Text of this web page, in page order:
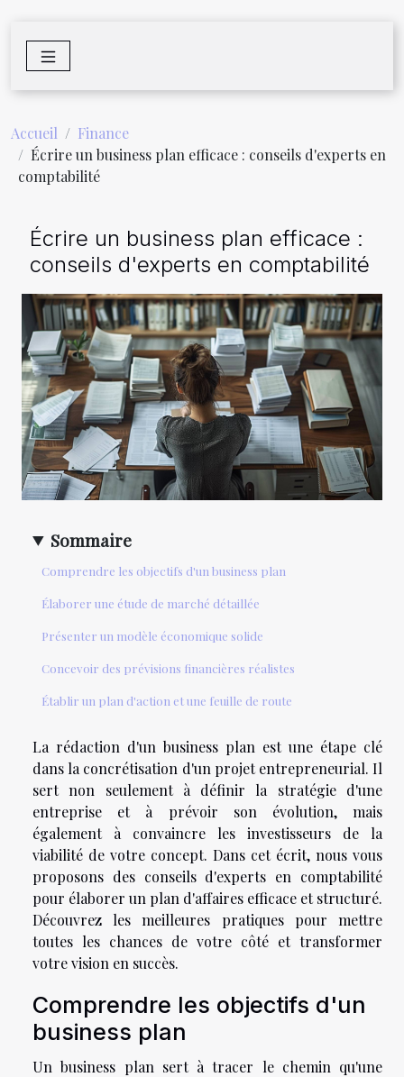
Accueil
Finance
Écrire un business plan efficace : conseils d'experts en
comptabilité
Écrire un business plan efficace :
conseils d'experts en comptabilité
Sommaire
Comprendre les objectifs d'un business plan
Élaborer une étude de marché détaillée
Présenter un modèle économique solide
Concevoir des prévisions financières réalistes
Établir un plan d'action et une feuille de route
La rédaction d'un business plan est une étape clé
dans la concrétisation d'un projet entrepreneurial. Il
sert non seulement à définir la stratégie d'une
entreprise et à prévoir son évolution, mais
également à convaincre les investisseurs de la
viabilité de votre concept. Dans cet écrit, nous vous
proposons des conseils d'experts en comptabilité
pour élaborer un plan d'affaires efficace et structuré.
Découvrez les meilleures pratiques pour mettre
toutes les chances de votre côté et transformer
votre vision en succès.
Comprendre les objectifs d'un
business plan
Un business plan sert à tracer le chemin qu'une